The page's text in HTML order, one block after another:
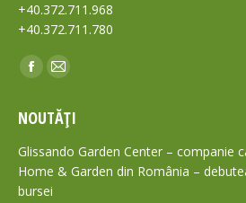
+40.372.711.968
+40.372.711.780
Find us on:
Facebook
opens
in
new
window
Mail
opens
in
new
NOUTĂȚI
Glissando Garden Center – companie
Home & Garden din România –
bursei